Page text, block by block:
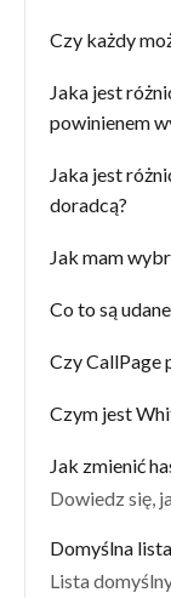
Czy każdy
Jaka jest
powinienem
Jaka jest
doradcą?
Jak mam
Co to są
Czy CallPage
Czym jest
Jak zmienić
Dowiedz się,
Domyślna
Lista